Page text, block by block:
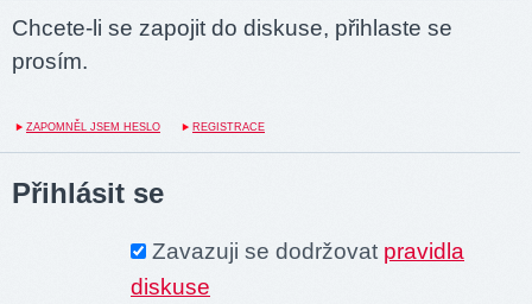
Chcete-li se zapojit do diskuse, přihlaste se
prosím.
ZAPOMNĚL JSEM HESLO REGISTRACE
Přihlásit se
Zavazuji se dodržovat pravidla
diskuse